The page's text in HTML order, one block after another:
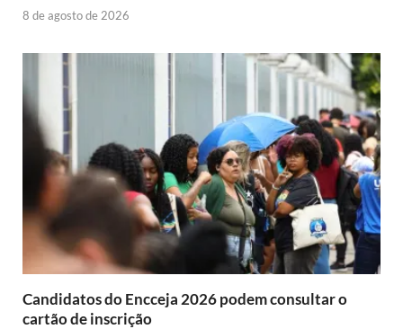
8 de agosto de 2026
Candidatos do Encceja 2026 podem consultar o
cartão de inscrição